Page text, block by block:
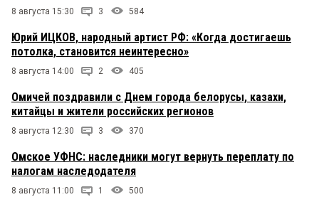
8 августа 15:30 3 584
Юрий ИЦКОВ, народный артист РФ: «Когда достигаешь
потолка, становится неинтересно»
8 августа 14:00 2 405
Омичей поздравили с Днем города белорусы, казахи,
китайцы и жители российских регионов
8 августа 12:30 3 370
Омское УФНС: наследники могут вернуть переплату по
налогам наследодателя
8 августа 11:00 1 500